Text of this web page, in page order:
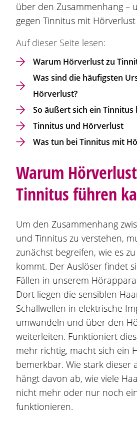
über den Zusammenhang –
gegen Tinnitus mit
Auf dieser Seite lesen:
Warum Hörverlust zu
Was sind die häufigsten
Hörverlust?
So äußert sich ein
Tinnitus und Hörverlust
Was tun bei Tinnitus mit
Warum
Tinnitus führen
Um den Zusammenhang
und Tinnitus zu verstehen,
zunächst begreifen, wie es
kommt. Der Auslöser findet
Fällen in unserem
Dort liegen die sensiblen
Schallwellen in elektrische
umwandeln und über den
weiterleiten. Funktioniert
mehr richtig, macht sich ein
bemerkbar. Wie stark dieser
hängt davon ab, wie viele
nicht mehr oder nur noch
funktionieren.